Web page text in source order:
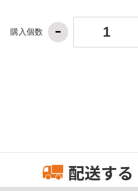
購入個数
配送する